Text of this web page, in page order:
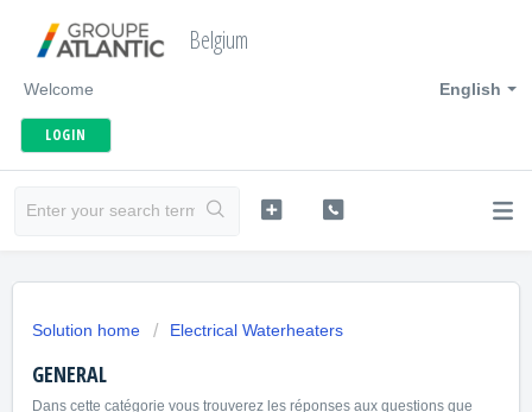
Belgium
English
Welcome
LOGIN
Solution home Electrical Waterheaters
GENERAL
Dans cette catégorie vous trouverez les réponses aux questions que